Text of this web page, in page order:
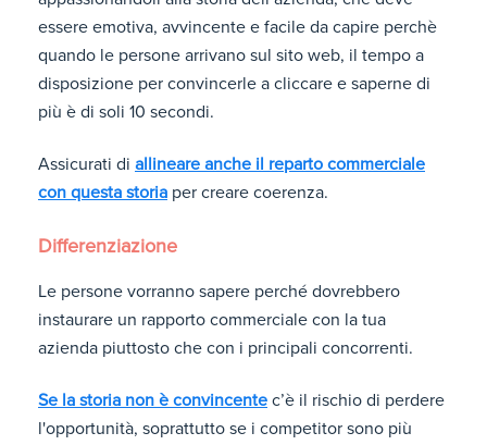
essere emotiva, avvincente e facile da capire perchè
quando le persone arrivano sul sito web, il tempo a
disposizione per convincerle a cliccare e saperne di
più è di soli 10 secondi.
Assicurati di allineare anche il reparto commerciale
con questa storia per creare coerenza.
Differenziazione
Le persone vorranno sapere perché dovrebbero
instaurare un rapporto commerciale con la tua
azienda piuttosto che con i principali concorrenti.
Se la storia non è convincente c’è il rischio di perdere
l'opportunità, soprattutto se i competitor sono più